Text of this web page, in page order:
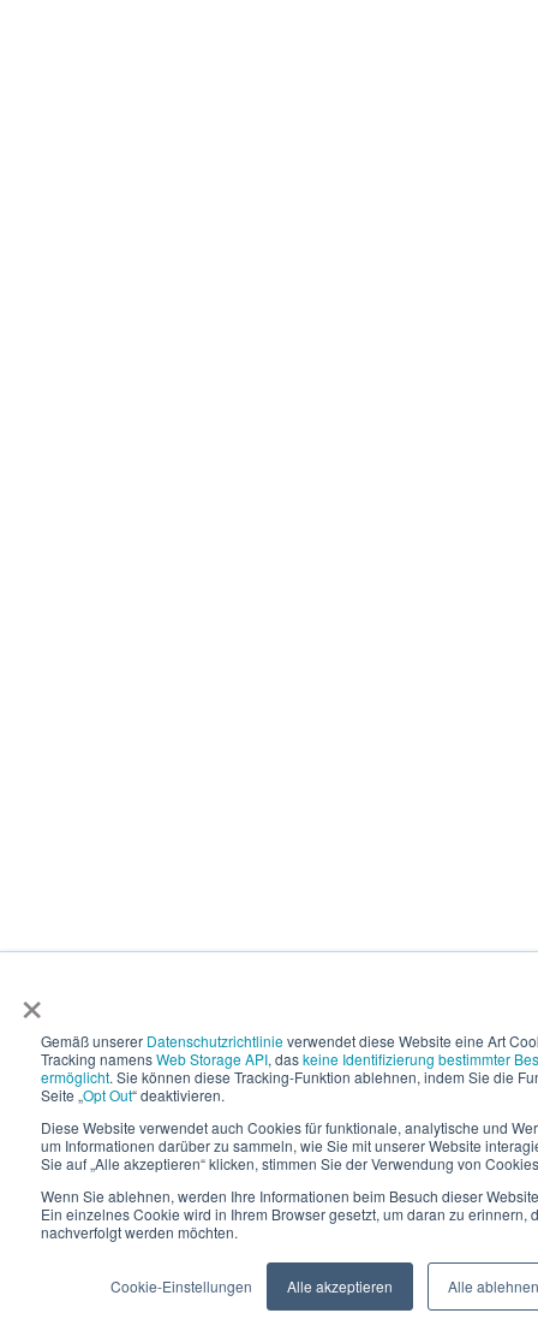
×
Gemäß unserer Datenschutzrichtlinieverwendet diese Website eine Art
Tracking namensWeb Storage API, daskeine Identifizierung bestimmter
ermöglicht. Sie können diese Tracking-Funktion ablehnen, indem Sie die
Seite „Opt Out“ deaktivieren.
Diese Website verwendet auch Cookies für funktionale, analytische und
um Informationen darüber zu sammeln, wie Sie mit unserer Website
Sie auf „Alle akzeptieren“ klicken, stimmen Sie der Verwendung von
Wenn Sie ablehnen, werden Ihre Informationen beim Besuch dieser
Ein einzelnes Cookie wird in Ihrem Browser gesetzt, um daran zu erinnern,
nachverfolgt werden möchten.
Cookie-Einstellungen Alle akzeptieren Alle ablehnen